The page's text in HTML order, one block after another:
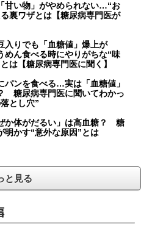
甘い物」がやめられない…“お
裏ワザとは【糖尿病専門医が
入りでも「血糖値」爆上が
ん食べる時にやりがちな“味
は【糖尿病専門医に聞く】
パンを食べる…実は「血糖値」
糖尿病専門医に聞いてわかっ
とし穴”
か体がだるい」は高血糖？ 糖
明かす“意外な原因”とは
と見る